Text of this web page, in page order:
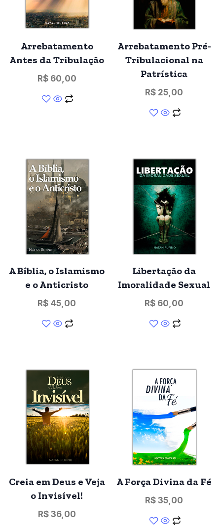
Arrebatamento
Antes da Tribulação
R$60,00
Arrebatamento Pré-
Tribulacional na
Patrística
R$ 25,00
A Bíblia, o Islamismo
e o Anticristo
R$ 45,00
Libertação da
Imoralidade Sexual
R$ 60,00
Creia em Deus e Veja
o Invisível!
R$36,00
A Força Divina da Fé
R$ 35,00